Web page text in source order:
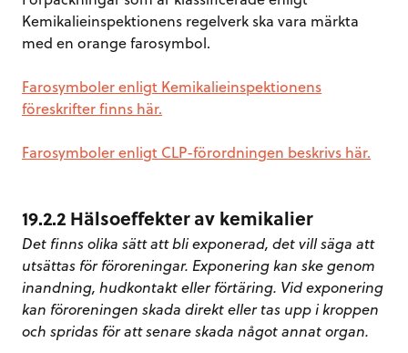
Kemikalieinspektionens regelverk ska vara märkta
med en orange farosymbol.
Farosymboler enligt Kemikalieinspektionens
föreskrifter finns här.
Farosymboler enligt CLP-förordningen beskrivs här.
19.2.2 Hälsoeffekter av kemikalier
Det finns olika sätt att bli exponerad, det vill säga att
utsättas för föroreningar. Exponering kan ske genom
inandning, hudkontakt eller förtäring. Vid exponering
kan föroreningen skada direkt eller tas upp i kroppen
och spridas för att senare skada något annat organ.